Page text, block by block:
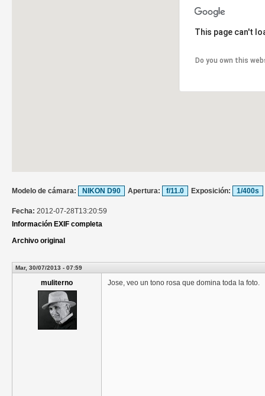
This page can't
Do you own this
Modelo de cámara: NIKON D90 Apertura: f/11.0 Exposición: 1/400s
Fecha: 2012-07-28T13:20:59
Información EXIF completa
Archivo original
Mar, 30/07/2013 - 07:59
muliterno Jose, veo un tono rosa que domina toda la foto.